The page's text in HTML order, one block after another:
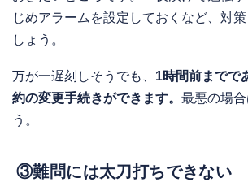
じめアラームを設定しておくなど、対
しょう。
万が一遅刻しそうでも、 1時間前までで
約の変更手続きができます。 最悪の場
う。
③難問には太刀打ちできない